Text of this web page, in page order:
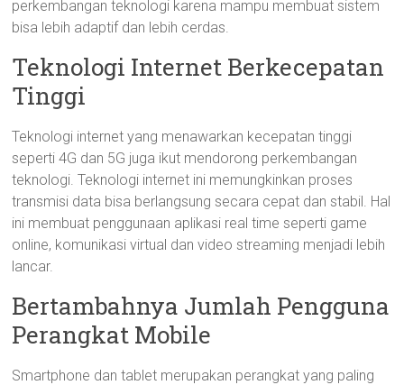
perkembangan teknologi karena mampu membuat sistem
bisa lebih adaptif dan lebih cerdas.
Teknologi Internet Berkecepatan
Tinggi
Teknologi internet yang menawarkan kecepatan tinggi
seperti 4G dan 5G juga ikut mendorong perkembangan
teknologi. Teknologi internet ini memungkinkan proses
transmisi data bisa berlangsung secara cepat dan stabil. Hal
ini membuat penggunaan aplikasi real time seperti game
online, komunikasi virtual dan video streaming menjadi lebih
lancar.
Bertambahnya Jumlah Pengguna
Perangkat Mobile
Smartphone dan tablet merupakan perangkat yang paling